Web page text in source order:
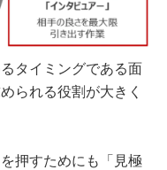
タイミングである面
られる役割が大きく
押すためにも「見極